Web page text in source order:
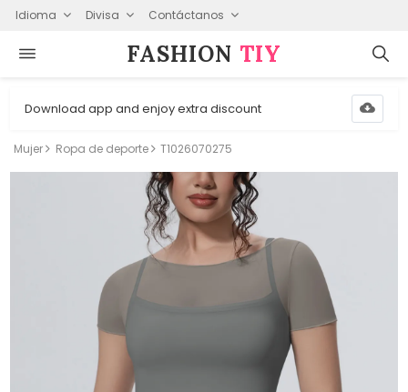
Idioma Divisa Contáctanos
FASHION⁠ TIY
Download app and enjoy extra discount
Mujer Ropa de deporte T1026070275